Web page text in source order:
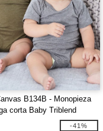
B134B - Monopieza
corta Baby Triblend
-41%